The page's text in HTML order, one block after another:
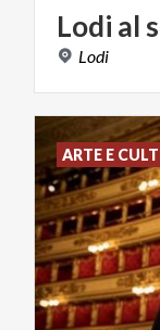
Lodi al
Lodi
ARTE E